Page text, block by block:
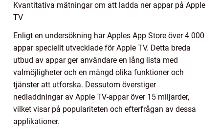
Kvantitativa mätningar om att ladda ner appar på Apple
TV
Enligt en undersökning har Apples App Store över 4 000
appar speciellt utvecklade för Apple TV. Detta breda
utbud av appar ger användare en lång lista med
valmöjligheter och en mängd olika funktioner och
tjänster att utforska. Dessutom överstiger
nedladdningar av Apple TV-appar över 15 miljarder,
vilket visar på populariteten och efterfrågan av dessa
applikationer.